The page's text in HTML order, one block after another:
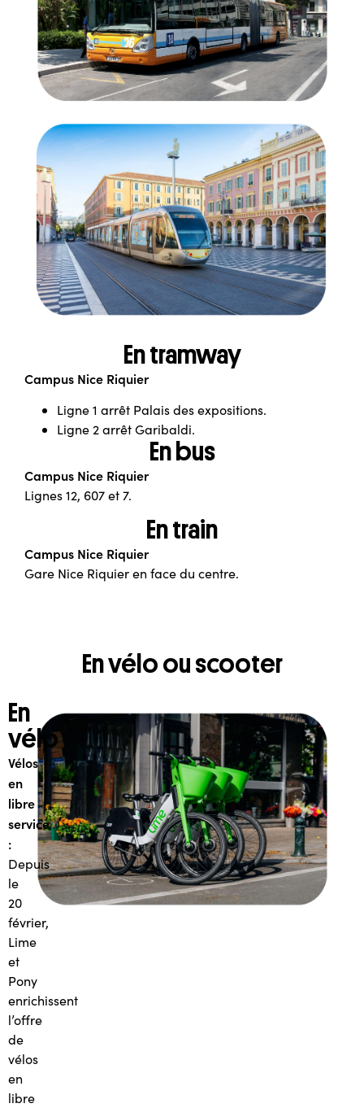
En tramway
Campus Nice Riquier
Ligne 1 arrêt Palais des expositions.
Ligne 2 arrêt Garibaldi.
En bus
Campus Nice Riquier
Lignes 12, 607 et 7.
En train
Campus Nice Riquier
Gare Nice Riquier en face du centre.
En vélo ou scooter
En
vélo
Vélos
en
libre
service
:
Depuis
le
20
février,
Lime
et
Pony
enrichissent
l’offre
de
vélos
en
libre